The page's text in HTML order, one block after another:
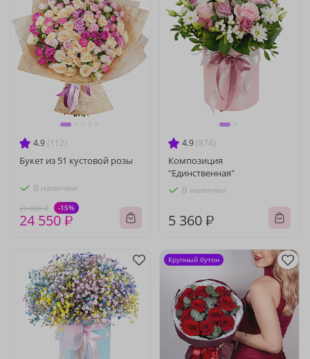
4.9 (112)
Букет из 51 кустовой розы
В наличии
28 880 ₽ -15%
24 550 ₽
4.9 (874)
Композиция
"Единственная"
В наличии
5 360 ₽
Крупный бутон